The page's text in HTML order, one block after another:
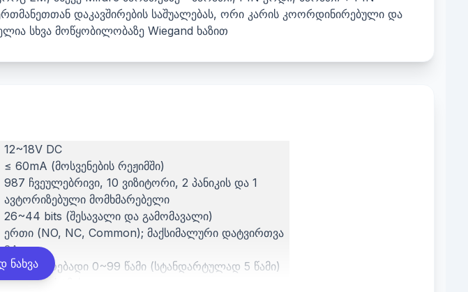
დაკავშირების საშუალებას, ორი კარის კოორდინირებული და
სხვა მოწყობილობაზე Wiegand ხაზით
12~18V DC
≤ 60mA (მოსვენების რეჟიმში)
987 ჩვეულებრივი, 10 ვიზიტორი, 2 პანიკის და 1
ავტორიზებული მომხმარებელი
26~44 bits (შესავალი და გამომავალი)
ერთი (NO, NC, Common); მაქსიმალური დატვირთვა
2A
რეგულირებადი 0~99 წამი (სტანდარტულად 5 წამი)
ABS პლასტმასი
ნახვა